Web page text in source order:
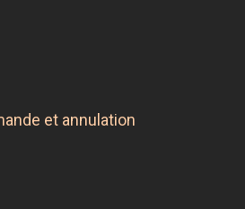
et annulation